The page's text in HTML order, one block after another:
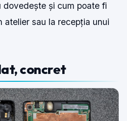
dovedește și cum poate fi
sau la recepția unui
concret